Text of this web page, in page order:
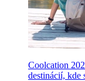
Coolcation
destinácií, kde